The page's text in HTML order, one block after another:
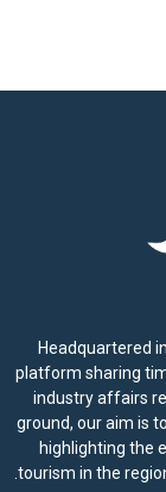
Headquartered
platform sharing
industry affairs
ground, our aim is
highlighting the
tourism in the